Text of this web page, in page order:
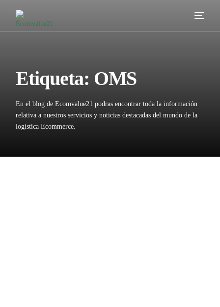
Etiqueta: OMS
En el blog de Ecomvalue21 podras encontrar toda la información
relativa a nuestros servicios y noticias destacadas del mundo de la
logística Ecommerce.
Valor añadido
Clientes